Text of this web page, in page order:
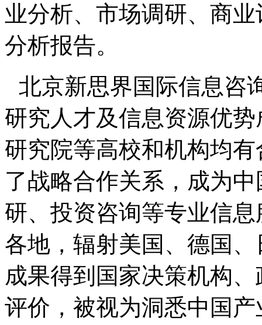
业分析、市场调研、商
分析报告。
北京新思界国际信息咨
研究人才及信息资源优
研究院等高校和机构均
了战略合作关系，成为
研、投资咨询等专业信
各地，辐射美国、德国
成果得到国家决策机构
评价，被视为洞悉中国